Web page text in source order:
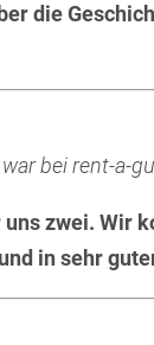
die
bei rent-a-
zwei. Wir
in sehr